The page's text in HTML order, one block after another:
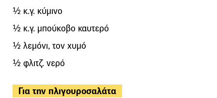
½ κ.γ. κύμινο
½ κ.γ. μπούκοβο καυτερό
½ λεμόνι, τον χυμό
½ φλιτζ. νερό
Για την πλιγουροσαλάτα